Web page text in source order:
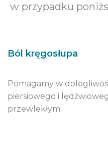
w przypadku
Ból kręgosłupa
Pomagamy w
piersiowego i
przewlekłym.